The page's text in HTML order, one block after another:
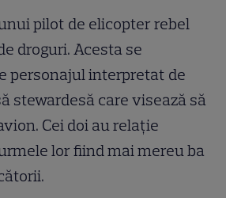
pilot de elicopter rebel
droguri. Acesta se
personajul interpretat de
stewardesă care visează să
Cei doi au relaţie
lor fiind mai mereu ba